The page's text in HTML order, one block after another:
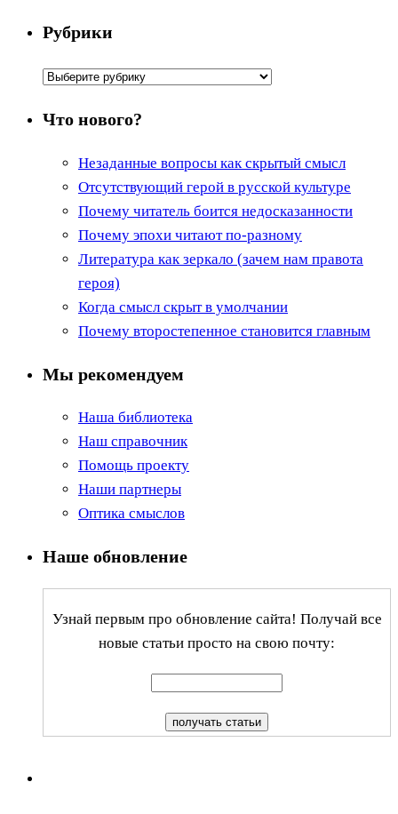
Рубрики
Рубрики
Что нового?
Незаданные вопросы как скрытый смысл
Отсутствующий герой в русской культуре
Почему читатель боится недосказанности
Почему эпохи читают по-разному
Литература как зеркало (зачем нам правота
героя)
Когда смысл скрыт в умолчании
Почему второстепенное становится главным
Мы рекомендуем
Наша библиотека
Наш справочник
Помощь проекту
Наши партнеры
Оптика смыслов
Наше обновление
Узнай первым про обновление сайта! Получай все
новые статьи просто на свою почту: